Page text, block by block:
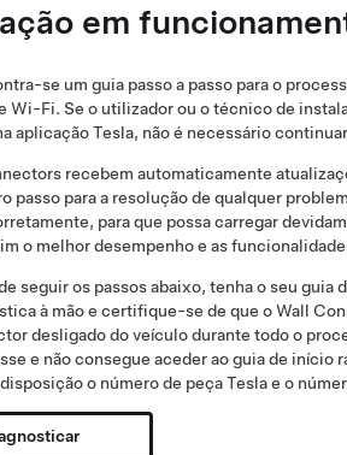
em
se um guia passo a passo para o
Wi-Fi. Se o utilizador ou o técnico de
aplicação Tesla, não é necessário
recebem automaticamente
passo para a resolução de qualquer
para que possa carregar
o melhor desempenho e as
seguir os passos abaixo, tenha o seu guia
à mão e certifique-se de que o Wall
desligado do veículo durante todo o
e não consegue aceder ao guia de
o número de peça Tesla e o